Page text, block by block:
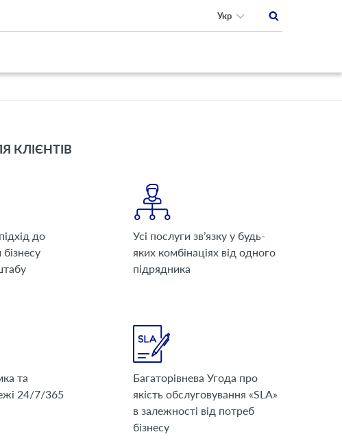
Укр
КЛІЄНТІВ
до
Усі послуги зв’язку у будь-
яких комбінаціях від одного
підрядника
та
24/7/365
Багаторівнева Угода про
якість обслуговування «SLA»
в залежності від потреб
бізнесу